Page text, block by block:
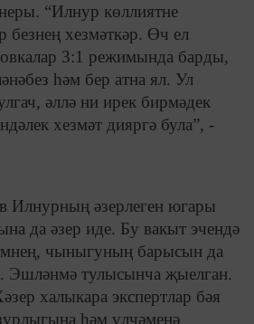
“Илнур көллиятне
безнең хезмәткәр. Өч ел
3:1 режимында барды,
һәм бер атна ял. Ул
әллә ни ирек бирмәдек
хезмәт дияргә була”, -
Илнурның әзерлеген югары
да әзер иде. Бу вакыт эчендә
чыныгуның барысын да
Эшләнмә тулысынча җыелган.
халыкара экспертлар бәя
һәм үлчәменә